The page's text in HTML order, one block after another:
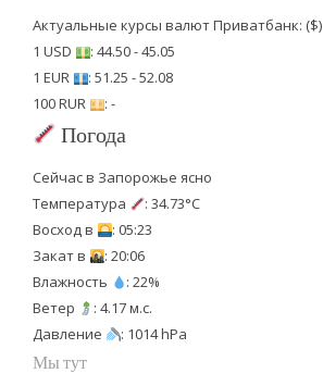
Актуальные курсы валют Приватбанк: ($)
1 USD
: 44.50 - 45.05
1 EUR
: 51.25 - 52.08
100 RUR
: -
Погода
Сейчас в Запорожье ясно
Температура
: 34.73°C
Восход в
: 05:23
Закат в
: 20:06
Влажность
: 22%
Ветер
: 4.17 м.с.
Давление
: 1014 hPa
Мы тут